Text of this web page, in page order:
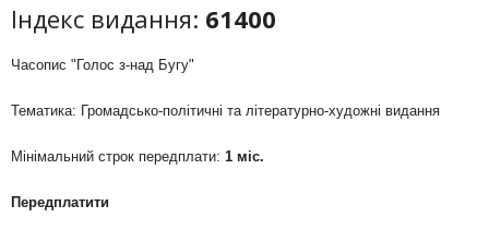
Індекс видання: 61400
Часопис "Голос з-над Бугу"
Тематика: Громадсько-політичні та літературно-художні видання
Мінімальний строк передплати: 1 міс.
Передплатити